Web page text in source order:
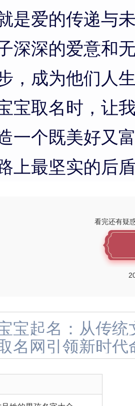
爱的传递与
深深的爱意和
，成为他们人
宝取名时，让
一个既美好又
上最坚实的后
看完还有疑
宝起名：从传
名网引领新时代